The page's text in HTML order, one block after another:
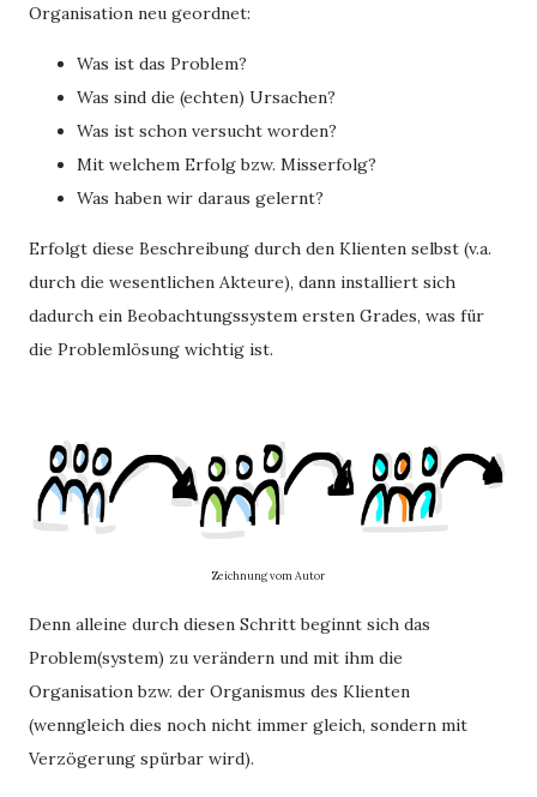
Organisation neu geordnet:
Was ist das Problem?
Was sind die (echten) Ursachen?
Was ist schon versucht worden?
Mit welchem Erfolg bzw. Misserfolg?
Was haben wir daraus gelernt?
Erfolgt diese Beschreibung durch den Klienten selbst (v.a.
durch die wesentlichen Akteure), dann installiert sich
dadurch ein Beobachtungssystem ersten Grades, was für
die Problemlösung wichtig ist.
Zeichnung vom Autor
Denn alleine durch diesen Schritt beginnt sich das
Problem(system) zu verändern und mit ihm die
Organisation bzw. der Organismus des Klienten
(wenngleich dies noch nicht immer gleich, sondern mit
Verzögerung spürbar wird).